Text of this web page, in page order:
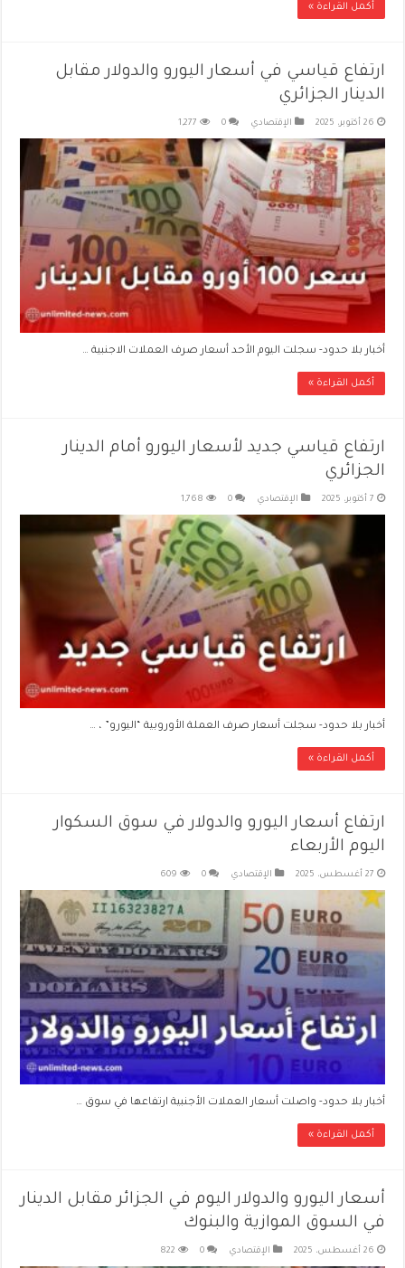
أكمل القراءة »
ارتفاع قياسي في أسعار اليورو والدولار مقابل
الدينار الجزائري
26 أكتوبر، 2025 الإقتصادي 0
1,277
أخبار بلا حدود- سجلت اليوم الأحد أسعار صرف العملات الاجنبية …
أكمل القراءة »
ارتفاع قياسي جديد لأسعار اليورو أمام الدينار
الجزائري
7 أكتوبر، 2025 الإقتصادي 0
1,768
أخبار بلا حدود- سجلت أسعار صرف العملة الأوروبية “اليورو” ، …
أكمل القراءة »
ارتفاع أسعار اليورو والدولار في سوق السكوار
اليوم الأربعاء
27 أغسطس، 2025 الإقتصادي 0
609
أخبار بلا حدود- واصلت أسعار العملات الأجنبية ارتفاعها في سوق …
أكمل القراءة »
أسعار اليورو والدولار اليوم في الجزائر مقابل الدينار
في السوق الموازية والبنوك
26 أغسطس، 2025 الإقتصادي 0
822